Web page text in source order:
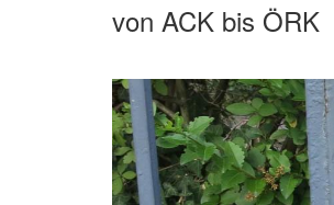
von ACK bis ÖRK